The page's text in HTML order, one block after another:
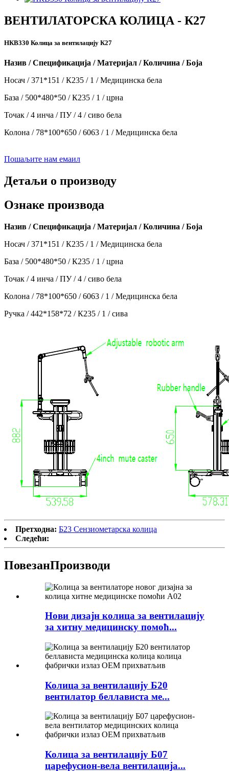
ВЕНТИЛАТОРСКА КОЛИЦА - К27
НКВ330 Колица за вентилацију К27
Назив / Спецификација / Материјал / Количина / Боја
Носач / 371*151 / К235 / 1 / Медицинска бела
База / 500*480*50 / К235 / 1 / црна
Точак / 4 инча / ПУ / 4 / сиво бела
Колона / 78*100*650 / 6063 / 1 / Медицинска бела
Пошаљите нам емаил
Детаљи о производу
Ознаке производа
Назив / Спецификација / Материјал / Количина / Боја
Носач / 371*151 / К235 / 1 / Медицинска бела
База / 500*480*50 / К235 / 1 / црна
Точак / 4 инча / ПУ / 4 / сиво бела
Колона / 78*100*650 / 6063 / 1 / Медицинска бела
Ручка / 442*158*72 / К235 / 1 / сива
Претходна: Б23 Сензиометарска колица
Следећи:
ПовезанПроизводи
Нови дизајн колица за вентилацију
за хитну медицинску помоћ...
Колица за вентилацију Б20
вентилатор беллависта ме...
Колица за вентилацију Б07
царефусион-вела вентилација...